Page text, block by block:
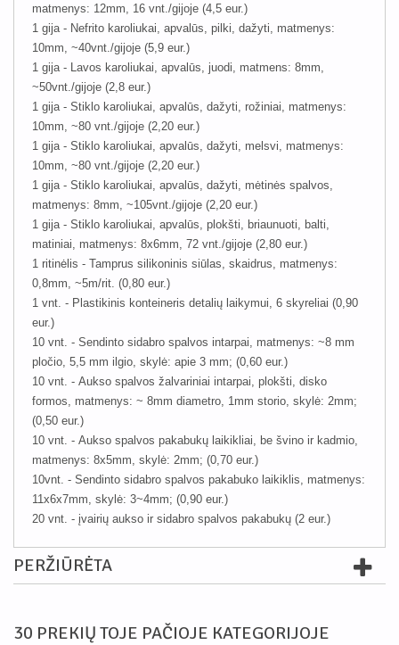
matmenys: 12mm, 16 vnt./gijoje (4,5 eur.)
1 gija - Nefrito karoliukai, apvalūs, pilki, dažyti, matmenys:
10mm, ~40vnt./gijoje (5,9 eur.)
1 gija - Lavos karoliukai, apvalūs, juodi, matmens: 8mm,
~50vnt./gijoje (2,8 eur.)
1 gija - Stiklo karoliukai, apvalūs, dažyti, rožiniai, matmenys:
10mm, ~80 vnt./gijoje (2,20 eur.)
1 gija - Stiklo karoliukai, apvalūs, dažyti, melsvi, matmenys:
10mm, ~80 vnt./gijoje (2,20 eur.)
1 gija - Stiklo karoliukai, apvalūs, dažyti, mėtinės spalvos,
matmenys: 8mm, ~105vnt./gijoje (2,20 eur.)
1 gija - Stiklo karoliukai, apvalūs, plokšti, briaunuoti, balti,
matiniai, matmenys: 8x6mm, 72 vnt./gijoje (2,80 eur.)
1 ritinėlis - Tamprus silikoninis siūlas, skaidrus, matmenys:
0,8mm, ~5m/rit. (0,80 eur.)
1 vnt. - Plastikinis konteineris detalių laikymui, 6 skyreliai (0,90
eur.)
10 vnt. - Sendinto sidabro spalvos intarpai, matmenys: ~8 mm
pločio, 5,5 mm ilgio, skylė: apie 3 mm; (0,60 eur.)
10 vnt. - Aukso spalvos žalvariniai intarpai, plokšti, disko
formos, matmenys: ~ 8mm diametro, 1mm storio, skylė: 2mm;
(0,50 eur.)
10 vnt. - Aukso spalvos pakabukų laikikliai, be švino ir kadmio,
matmenys: 8x5mm, skylė: 2mm; (0,70 eur.)
10vnt. - Sendinto sidabro spalvos pakabuko laikiklis, matmenys:
11x6x7mm, skylė: 3~4mm; (0,90 eur.)
20 vnt. - įvairių aukso ir sidabro spalvos pakabukų (2 eur.)
PERŽIŪRĖTA
30 PREKIŲ TOJE PAČIOJE KATEGORIJOJE